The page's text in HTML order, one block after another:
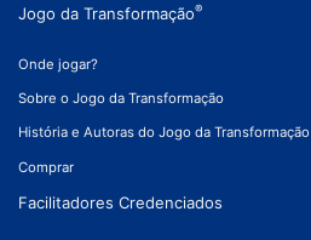
Jogo da Transformação®
Onde jogar?
Sobre o Jogo da Transformação
História e Autoras do Jogo da Transformação
Comprar
Facilitadores Credenciados